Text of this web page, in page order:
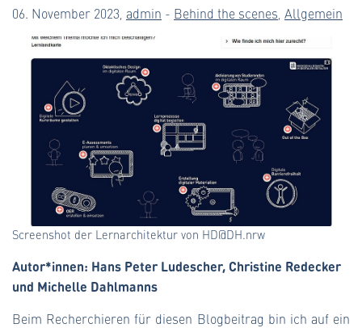
06. November 2023, admin - Behind the scenes Allgemein
Screenshot der Lernarchitektur von HD@DH.nrw
Autor*innen: Hans Peter Ludescher, Christine Redecker
und Michelle Dahlmanns
Beim Recherchieren für diesen Blogbeitrag bin ich auf ein